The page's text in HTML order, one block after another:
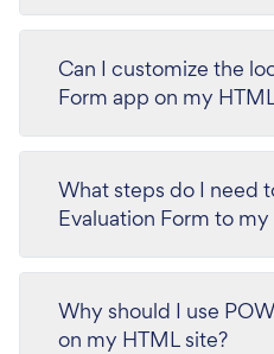
Can I customize the
Form app on my
What steps do I need
Evaluation Form to
Why should I use
on my HTML site?